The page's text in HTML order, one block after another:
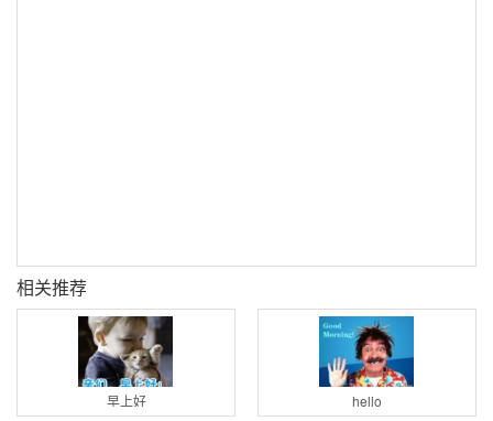
相关推荐
早上好 hello